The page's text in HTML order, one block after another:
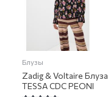
Блузы
Zadig & Voltaire Блуза
TESSA CDC PEONI